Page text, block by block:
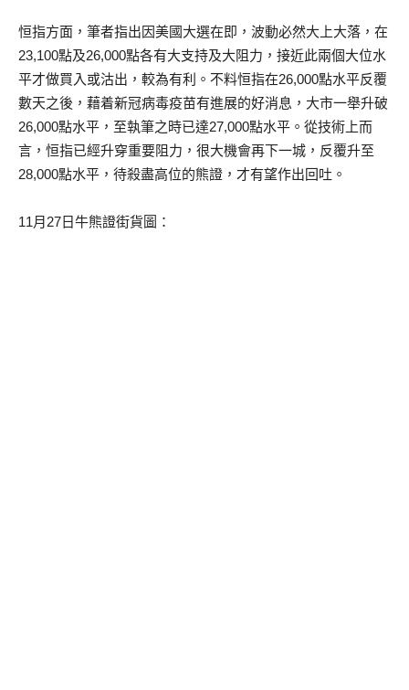
恒指方面，筆者指出因美國大選在即，波動必然大上大落，在
23,100點及26,000點各有大支持及大阻力，接近此兩個大位水
平才做買入或沽出，較為有利。不料恒指在26,000點水平反覆
數天之後，藉着新冠病毒疫苗有進展的好消息，大市一舉升破
26,000點水平，至執筆之時已達27,000點水平。從技術上而
言，恒指已經升穿重要阻力，很大機會再下一城，反覆升至
28,000點水平，待殺盡高位的熊證，才有望作出回吐。
11月27日牛熊證街貨圖：